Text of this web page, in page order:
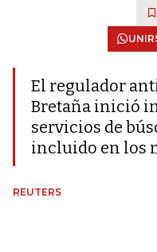
El regulador
Bretaña inició
servicios de
incluido en los
REUTERS